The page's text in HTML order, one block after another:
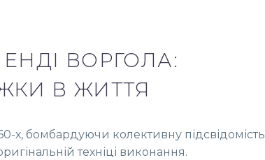
ВОРГОЛА:
В ЖИТТЯ
х, бомбардуючи колективну підсвідомість
техніці виконання.